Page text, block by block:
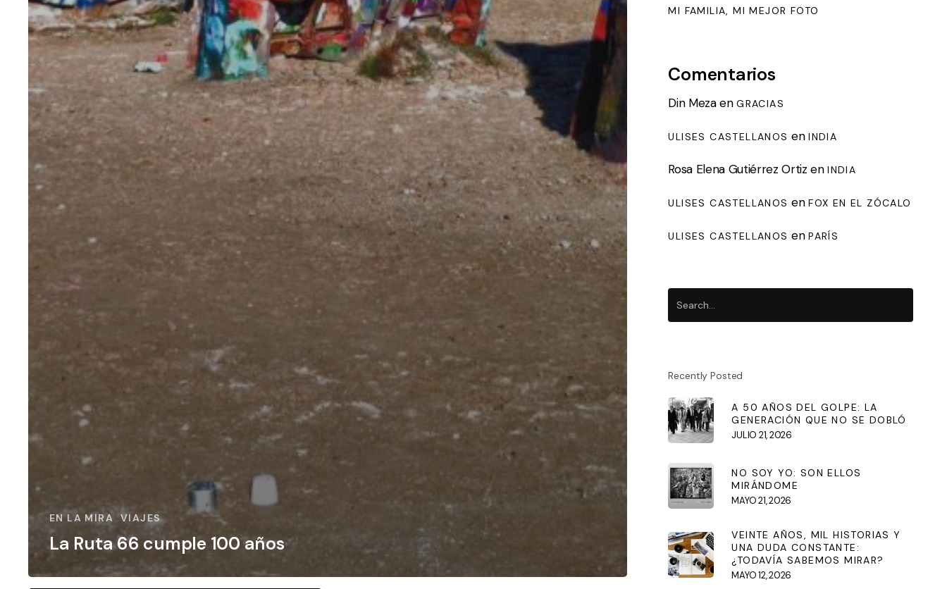
EN LA MIRA VIAJES
La Ruta 66 cumple 100 años
MI FAMILIA, MI MEJOR FOTO
Comentarios
Din MezaenGRACIAS
ULISES CASTELLANOS enINDIA
Rosa Elena Gutiérrez Ortiz enINDIA
ULISES CASTELLANOS enFOX EN EL ZÓCALO
ULISES CASTELLANOS enPARÍS
Recently Posted
A 50 AÑOS DEL GOLPE: LA
GENERACIÓN QUE NO SE DOBLÓ
JULIO 21, 2026
NO SOY YO: SON ELLOS
MIRÁNDOME
MAYO 21, 2026
VEINTE AÑOS, MIL HISTORIAS Y
UNA DUDA CONSTANTE:
¿TODAVÍA SABEMOS MIRAR?
MAYO 12, 2026